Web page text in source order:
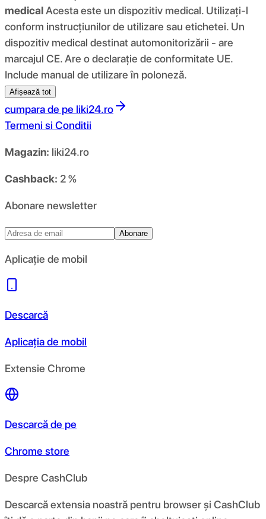
medicalAcesta este un dispozitiv medical. Utilizați-l
conform instrucțiunilor de utilizare sau etichetei. Un
dispozitiv medical destinat automonitorizării - are
marcajul CE. Are o declarație de conformitate UE.
Include manual de utilizare în poloneză.
Afișează tot
cumpara de pe liki24.ro
Termeni si Conditii
Magazin: liki24.ro
Cashback: 2 %
Abonare newsletter
Abonare
Aplicație de mobil
Descarcă
Aplicația de mobil
Extensie Chrome
Descarcă de pe
Chrome store
Despre CashClub
Descarcă extensia noastră pentru browser și CashClub